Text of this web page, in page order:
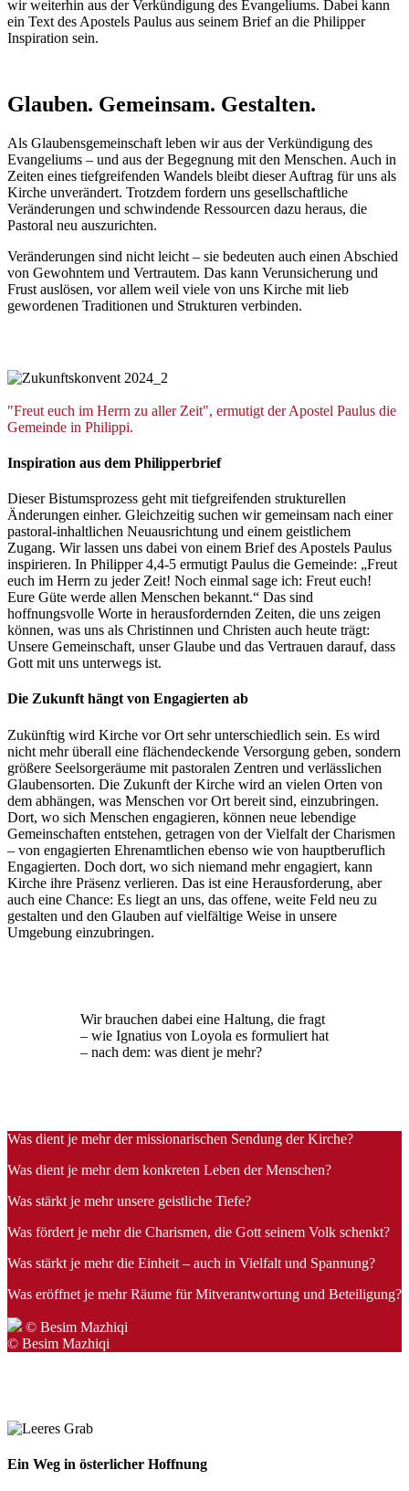
wir weiterhin aus der Verkündigung des Evangeliums. Dabei kann
ein Text des Apostels Paulus aus seinem Brief an die Philipper
Inspiration sein.
Glauben. Gemeinsam. Gestalten.
Als Glaubensgemeinschaft leben wir aus der Verkündigung des
Evangeliums – und aus der Begegnung mit den Menschen. Auch in
Zeiten eines tiefgreifenden Wandels bleibt dieser Auftrag für uns als
Kirche unverändert. Trotzdem fordern uns gesellschaftliche
Veränderungen und schwindende Ressourcen dazu heraus, die
Pastoral neu auszurichten.
Veränderungen sind nicht leicht – sie bedeuten auch einen Abschied
von Gewohntem und Vertrautem. Das kann Verunsicherung und
Frust auslösen, vor allem weil viele von uns Kirche mit lieb
gewordenen Traditionen und Strukturen verbinden.
"Freut euch im Herrn zu aller Zeit", ermutigt der Apostel Paulus die
Gemeinde in Philippi.
Inspiration aus dem Philipperbrief
Dieser Bistumsprozess geht mit tiefgreifenden strukturellen
Änderungen einher. Gleichzeitig suchen wir gemeinsam nach einer
pastoral-inhaltlichen Neuausrichtung und einem geistlichem
Zugang. Wir lassen uns dabei von einem Brief des Apostels Paulus
inspirieren. In Philipper 4,4-5 ermutigt Paulus die Gemeinde: „Freut
euch im Herrn zu jeder Zeit! Noch einmal sage ich: Freut euch!
Eure Güte werde allen Menschen bekannt.“ Das sind
hoffnungsvolle Worte in herausfordernden Zeiten, die uns zeigen
können, was uns als Christinnen und Christen auch heute trägt:
Unsere Gemeinschaft, unser Glaube und das Vertrauen darauf, dass
Gott mit uns unterwegs ist.
Die Zukunft hängt von Engagierten ab
Zukünftig wird Kirche vor Ort sehr unterschiedlich sein. Es wird
nicht mehr überall eine flächendeckende Versorgung geben, sondern
größere Seelsorgeräume mit pastoralen Zentren und verlässlichen
Glaubensorten. Die Zukunft der Kirche wird an vielen Orten von
dem abhängen, was Menschen vor Ort bereit sind, einzubringen.
Dort, wo sich Menschen engagieren, können neue lebendige
Gemeinschaften entstehen, getragen von der Vielfalt der Charismen
– von engagierten Ehrenamtlichen ebenso wie von hauptberuflich
Engagierten. Doch dort, wo sich niemand mehr engagiert, kann
Kirche ihre Präsenz verlieren. Das ist eine Herausforderung, aber
auch eine Chance: Es liegt an uns, das offene, weite Feld neu zu
gestalten und den Glauben auf vielfältige Weise in unsere
Umgebung einzubringen.
Wir brauchen dabei eine Haltung, die fragt
– wie Ignatius von Loyola es formuliert hat
– nach dem: was dient je mehr?
Was dient je mehr der missionarischen Sendung der Kirche?
Was dient je mehr dem konkreten Leben der Menschen?
Was stärkt je mehr unsere geistliche Tiefe?
Was fördert je mehr die Charismen, die Gott seinem Volk schenkt?
Was stärkt je mehr die Einheit – auch in Vielfalt und Spannung?
Was eröffnet je mehr Räume für Mitverantwortung und Beteiligung?
© Besim Mazhiqi
© Besim Mazhiqi
Ein Weg in österlicher Hoffnung